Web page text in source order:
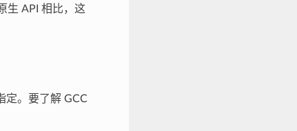
生 API 相比，这
定。要了解 GCC